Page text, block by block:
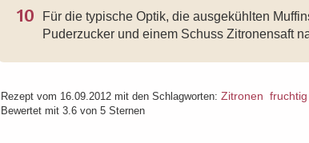
10
Für die typische Optik, die ausgekühlten
Puderzucker und einem Schuss Zitronensaft
Rezept vom 16.09.2012 mit den Schlagworten: Zitronen fruchtig
Bewertet mit 3.6 von 5 Sternen